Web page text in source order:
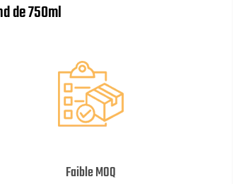
de 750ml
Faible MOQ